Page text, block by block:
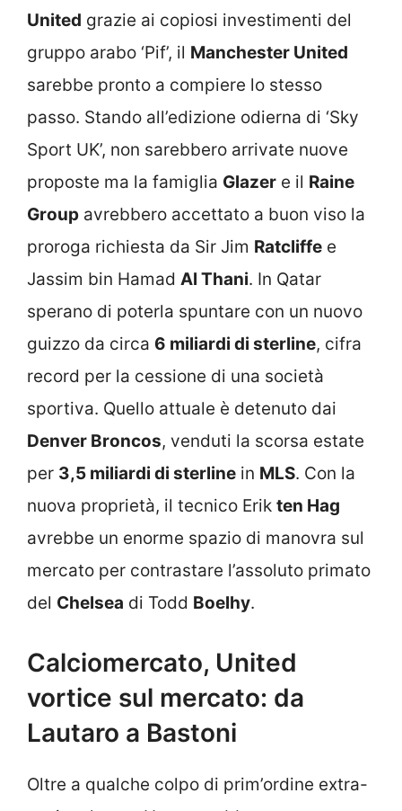
United grazie ai copiosi investimenti del
gruppo arabo ‘Pif’, il Manchester United
sarebbe pronto a compiere lo stesso
passo. Stando all’edizione odierna di ‘Sky
Sport UK’, non sarebbero arrivate nuove
proposte ma la famiglia Glazer e il Raine
Group avrebbero accettato a buon viso la
proroga richiesta da Sir Jim Ratcliffe e
Jassim bin Hamad Al Thani. In Qatar
sperano di poterla spuntare con un nuovo
guizzo da circa 6 miliardi di sterline, cifra
record per la cessione di una società
sportiva. Quello attuale è detenuto dai
Denver Broncos, venduti la scorsa estate
per 3,5 miliardi di sterline in MLS. Con la
nuova proprietà, il tecnico Erik ten Hag
avrebbe un enorme spazio di manovra sul
mercato per contrastare l’assoluto primato
del Chelsea di Todd Boelhy.
Calciomercato, United
vortice sul mercato: da
Lautaro a Bastoni
Oltre a qualche colpo di prim’ordine extra-